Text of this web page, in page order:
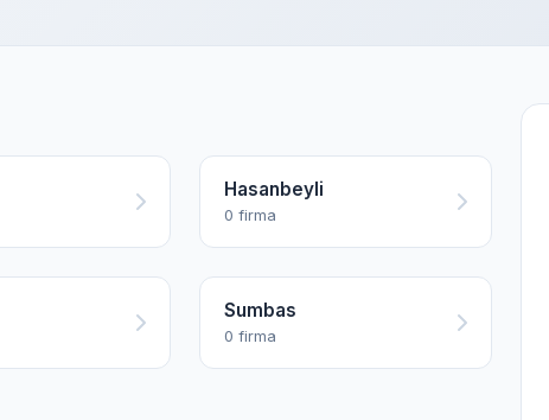
Hasanbeyli
0 firma
Sumbas
0 firma